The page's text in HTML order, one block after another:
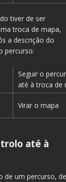
tiver de ser
troca de mapa,
a descrição do
percurso:
Seguir o
até à troca de
Virar o mapa
até à
de um percurso,